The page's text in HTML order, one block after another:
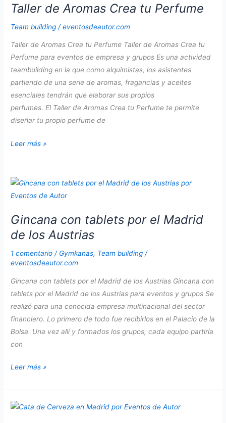
Teatral
participativo.
Taller de Aromas Crea tu Perfume
Team building /eventosdeautor.com
Taller de Aromas Crea tu Perfume Taller de Aromas Crea tu
Perfume para eventos de empresa y grupos Es una actividad
teambuilding en la que como alquimistas, los asistentes
partiendo de una serie de aromas, fragancias y aceites
esenciales tendrán que elaborar sus propios
perfumes. El Taller de Aromas Crea tu Perfume te permite
diseñar tu propio perfume de
Taller
Aromas
Crea
tu
Leer más »
Gincana con tablets por el Madrid
de los Austrias
1 comentario / Gymkanas, Team building /
eventosdeautor.com
Gincana con tablets por el Madrid de los Austrias Gincana con
tablets por el Madrid de los Austrias para eventos y grupos Se
realizó para una conocida empresa multinacional del sector
financiero. Lo primero de todo fue recibirlos en el Palacio de la
Bolsa. Una vez allí y formados los grupos, cada equipo partiría
con
Gincana
tablets
por
Leer más »